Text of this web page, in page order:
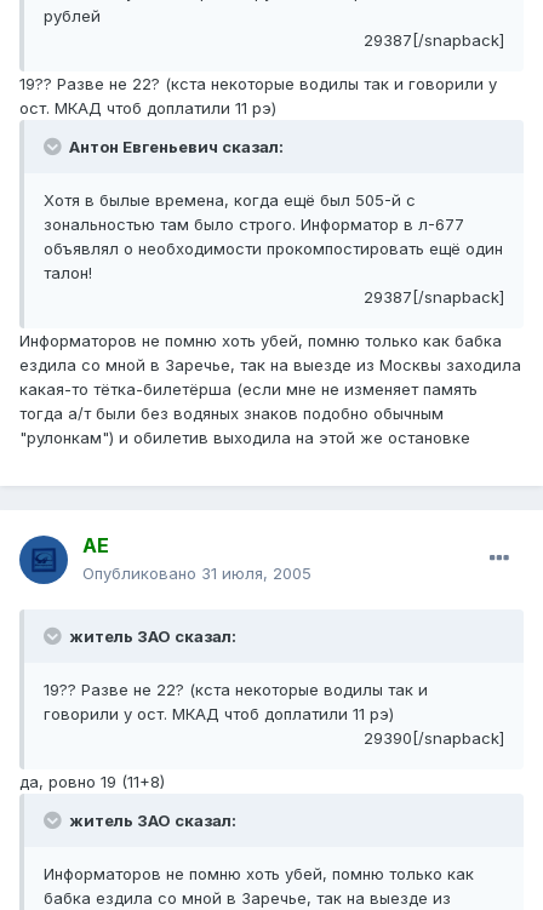
рублей
29387[/snapback]
19?? Разве не 22? (кста некоторые водилы так и говорили у
ост. МКАД чтоб доплатили 11 рэ)
Антон Евгеньевич сказал:
Хотя в былые времена, когда ещё был 505-й с
зональностью там было строго. Информатор в л-677
объявлял о необходимости прокомпостировать ещё один
талон!
29387[/snapback]
Информаторов не помню хоть убей, помню только как бабка
ездила со мной в Заречье, так на выезде из Москвы заходила
какая-то тётка-билетёрша (если мне не изменяет память
тогда а/т были без водяных знаков подобно обычным
"рулонкам") и обилетив выходила на этой же остановке
АЕ
Опубликовано 31 июля, 2005
житель ЗАО сказал:
19?? Разве не 22? (кста некоторые водилы так и
говорили у ост. МКАД чтоб доплатили 11 рэ)
29390[/snapback]
да, ровно 19 (11+8)
житель ЗАО сказал:
Информаторов не помню хоть убей, помню только как
бабка ездила со мной в Заречье, так на выезде из